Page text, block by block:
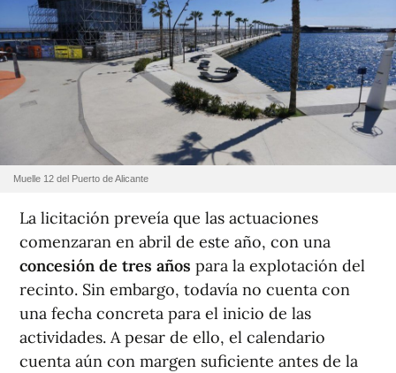
Muelle 12 del Puerto de Alicante
La licitación preveía que las actuaciones
comenzaran en abril de este año, con una
concesión de tres años para la explotación del
recinto. Sin embargo, todavía no cuenta con
una fecha concreta para el inicio de las
actividades. A pesar de ello, el calendario
cuenta aún con margen suficiente antes de la